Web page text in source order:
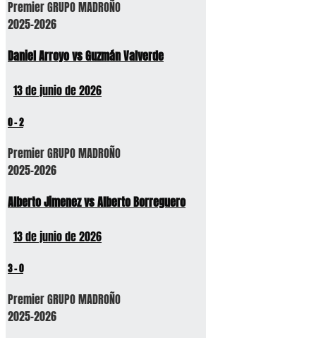
Premier GRUPO MADROÑO
2025-2026
Daniel Arroyo vs Guzmán Valverde
13 de junio de 2026
0-2
Premier GRUPO MADROÑO
2025-2026
Alberto Jimenez vs Alberto Borreguero
13 de junio de 2026
3-0
Premier GRUPO MADROÑO
2025-2026